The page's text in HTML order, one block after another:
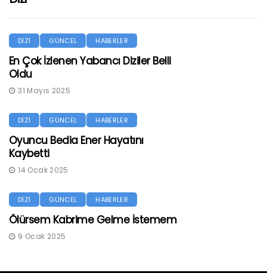
DİZİ GÜNCEL HABERLER
En Çok İzlenen Yabancı Diziler Belli
Oldu
31 Mayıs 2025
DİZİ GÜNCEL HABERLER
Oyuncu Bedia Ener Hayatını
Kaybetti
14 Ocak 2025
DİZİ GÜNCEL HABERLER
Ölürsem Kabrime Gelme İstemem
9 Ocak 2025